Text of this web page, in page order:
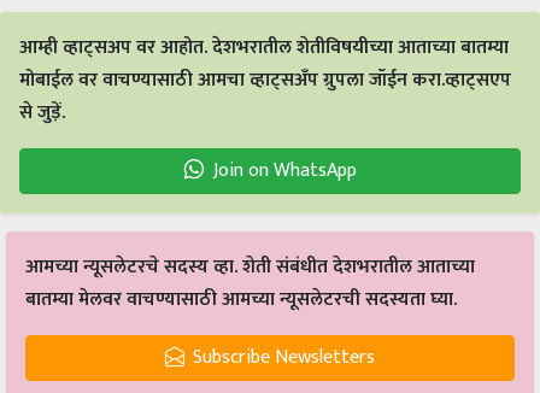
आम्ही व्हाट्सअप वर आहोत. देशभरातील शेतीविषयीच्या आताच्या बातम्या
मोबाईल वर वाचण्यासाठी आमचा व्हाट्सअँप ग्रुपला जॉईन करा.व्हाट्सएप
से जुड़ें.
Join on WhatsApp
आमच्या न्यूसलेटरचे सदस्य व्हा. शेती संबंधीत देशभरातील आताच्या
बातम्या मेलवर वाचण्यासाठी आमच्या न्यूसलेटरची सदस्यता घ्या.
Subscribe Newsletters